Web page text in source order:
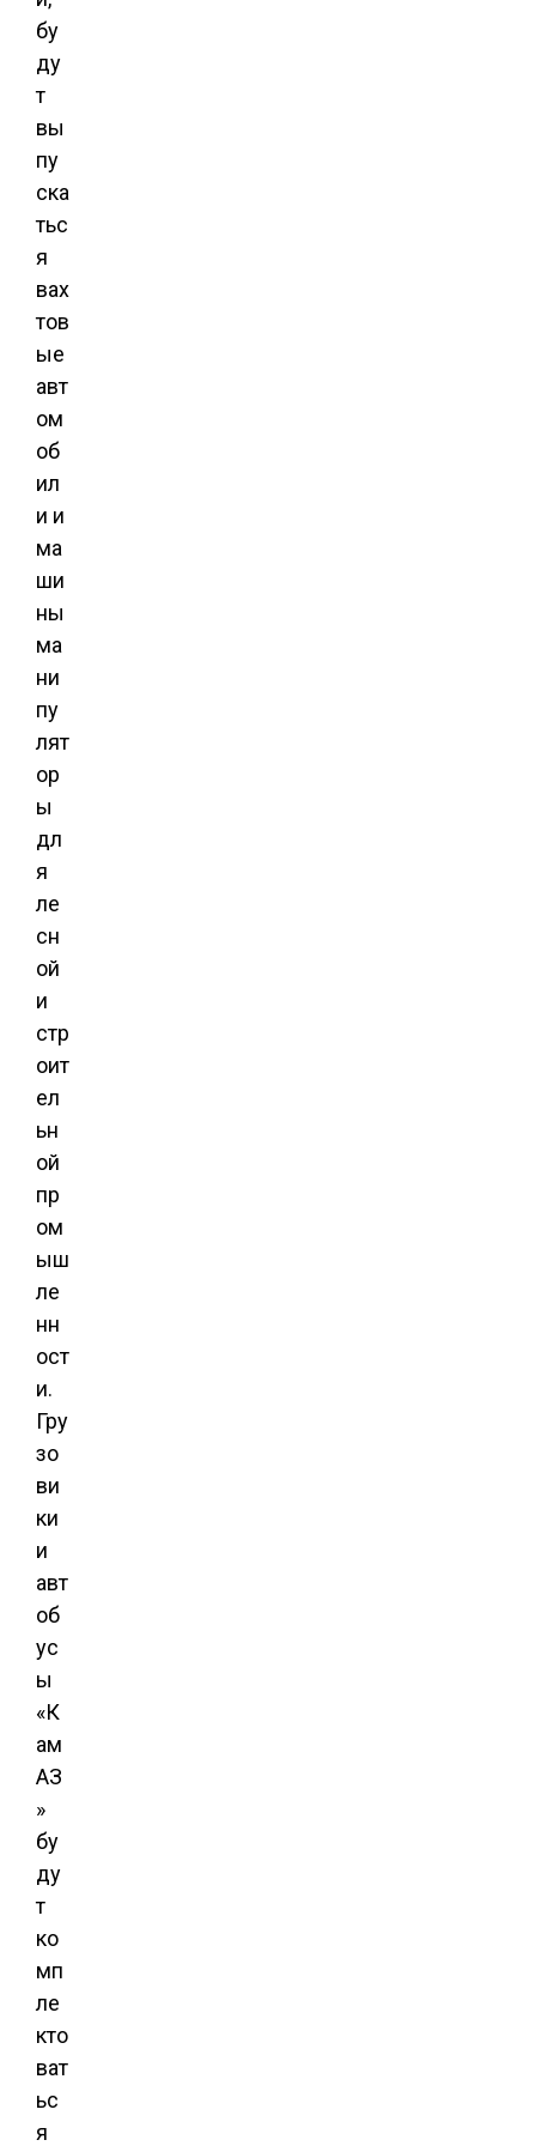
бу
ду
т
вы
пу
ска
тьс
я
вах
тов
ые
авт
ом
об
ил
и и
ма
ши
ны
ма
ни
пу
лят
ор
ы
дл
я
ле
сн
ой
и
стр
оит
ел
ьн
ой
пр
ом
ыш
ле
нн
ост
и.
Гру
зо
ви
ки
и
авт
об
ус
ы
«К
ам
АЗ
»
бу
ду
т
ко
мп
ле
кто
ват
ьс
я